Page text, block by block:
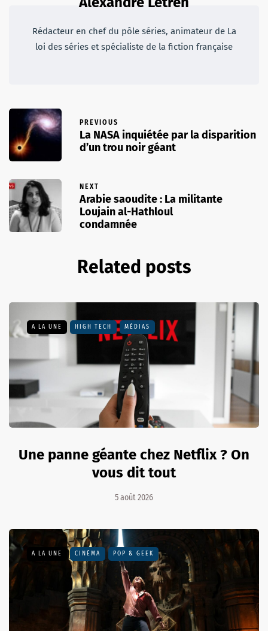
Rédacteur en chef du pôle séries, animateur de La
loi des séries et spécialiste de la fiction française
PREVIOUS
La NASA inquiétée par la disparition
d’un trou noir géant
NEXT
Arabie saoudite : La militante
Loujain al-Hathloul
condamnée
Related posts
A LA UNE HIGH TECH MÉDIAS
Une panne géante chez Netflix ? On
vous dit tout
5 août 2026
A LA UNE CINÉMA POP & GEEK